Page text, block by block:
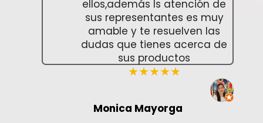
ellos,además ls atención de
sus representantes es muy
amable y te resuelven las
dudas que tienes acerca de
sus productos
★★★★★
Monica Mayorga